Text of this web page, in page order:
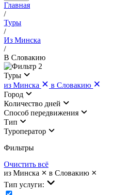
Главная
/
Туры
/
Из Минска
/
В Словакию
2
Туры
из Минска
в Словакию
Город
Количество дней
Cпособ передвижения
Тип
Туроператор
Фильтры
Очистить всё
из Минска
в Словакию
Тип услуги: